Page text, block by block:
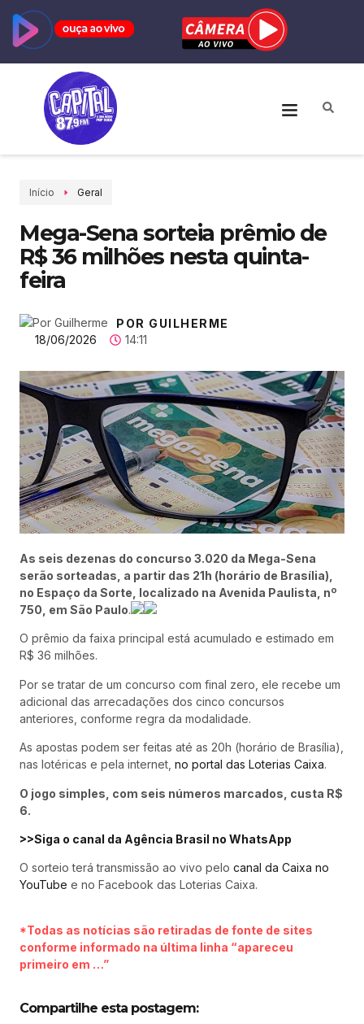
Início Geral
Mega-Sena sorteia prêmio de
R$ 36 milhões nesta quinta-
feira
POR GUILHERME
18/06/2026
14:11
As seis dezenas do concurso 3.020 da Mega-Sena
serão sorteadas, a partir das 21h (horário de Brasília),
no Espaço da Sorte, localizado na Avenida Paulista, nº
750, em São Paulo.
O prêmio da faixa principal está acumulado e estimado em
R$ 36 milhões.
Por se tratar de um concurso com final zero, ele recebe um
adicional das arrecadações dos cinco concursos
anteriores, conforme regra da modalidade.
As apostas podem ser feitas até as 20h (horário de Brasília),
nas lotéricas e pela internet, no portal das Loterias Caixa.
O jogo simples, com seis números marcados, custa R$
6.
>>Siga o canal da Agência Brasil no WhatsApp
O sorteio terá transmissão ao vivo pelo canal da Caixa no
YouTube e no Facebook das Loterias Caixa.
*Todas as notícias são retiradas de fonte de sites
conforme informado na última linha “apareceu
primeiro em …”
Compartilhe esta postagem: